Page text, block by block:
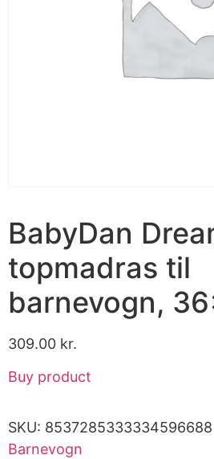
BabyDan
topmadras til
barnevogn,
309.00 kr.
Buy product
SKU: 8537285333334596688
Barnevogn